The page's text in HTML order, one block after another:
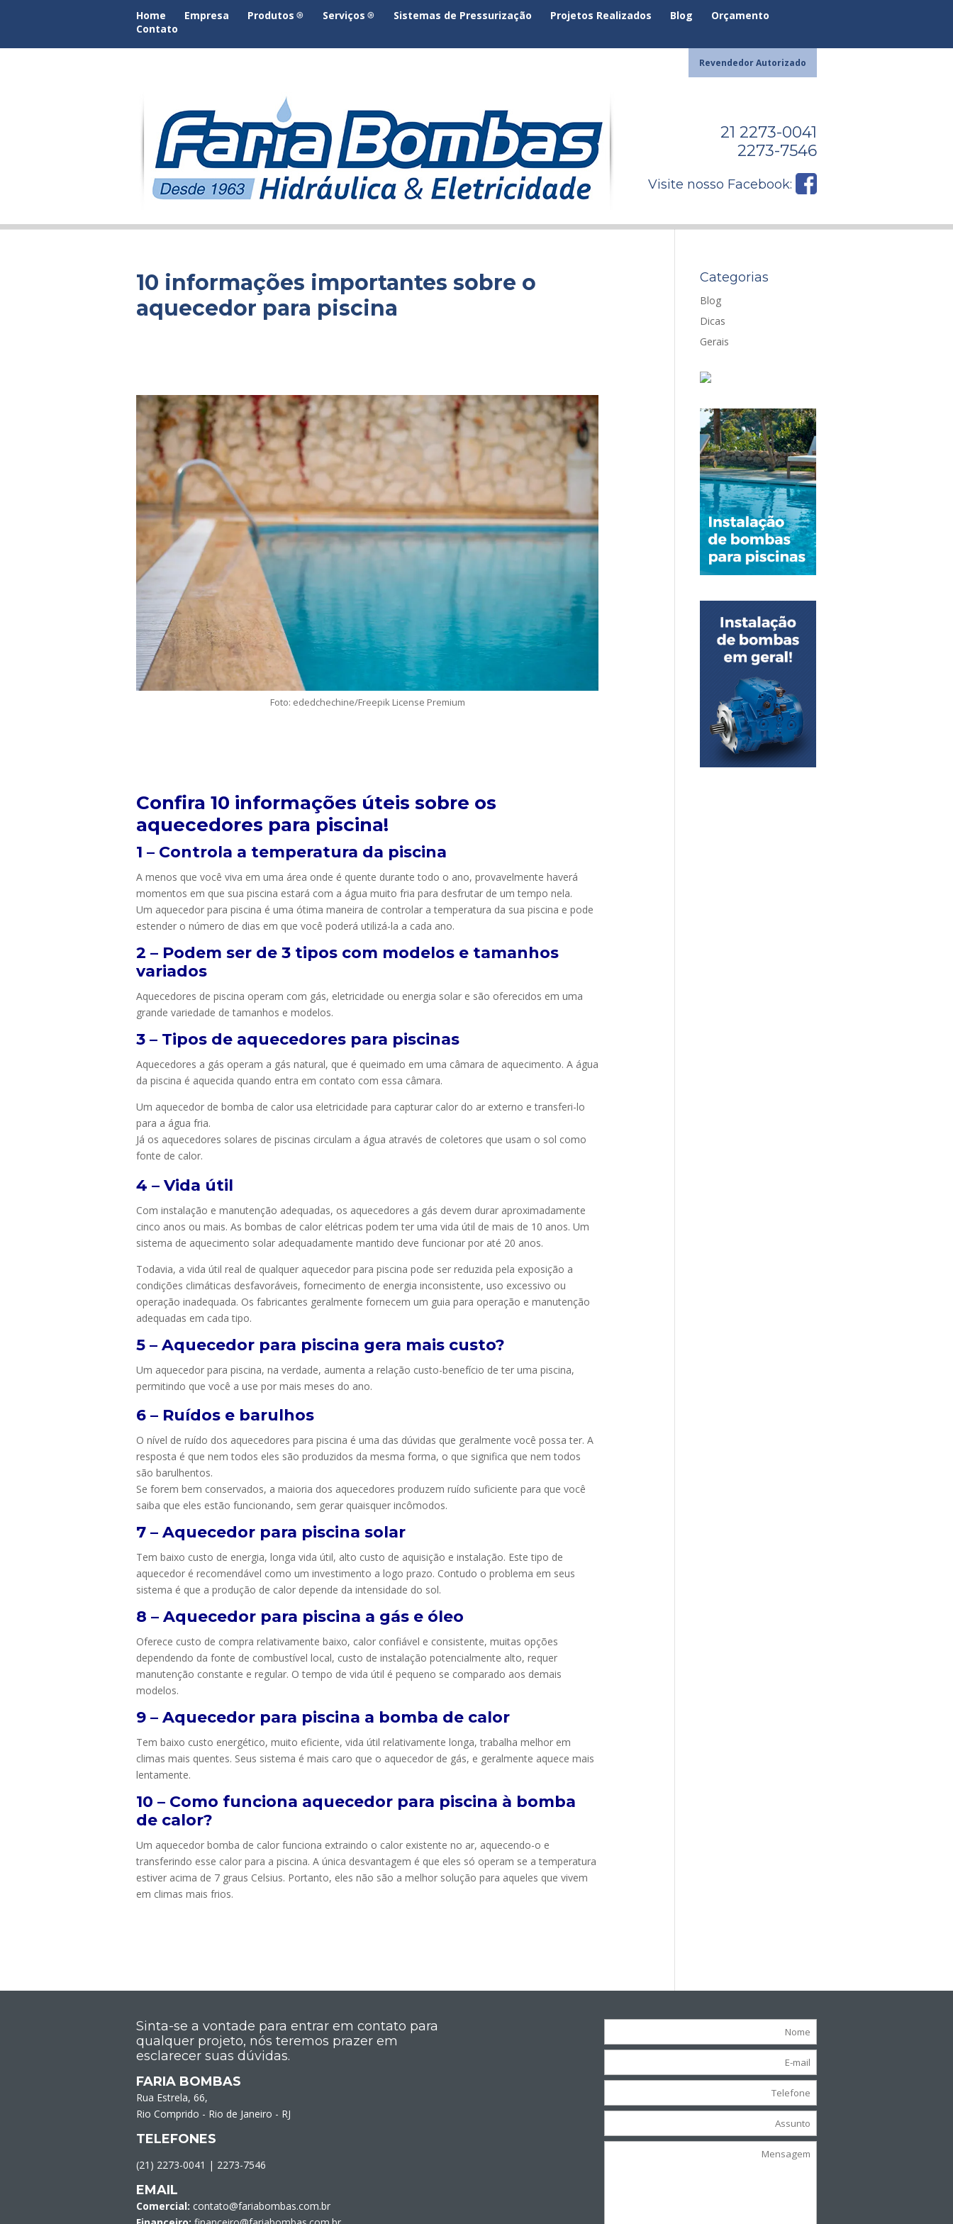
Home Empresa Produtos Serviços Sistemas de Pressurização Projetos Realizados Blog
Orçamento
Contato
Revendedor Autorizado
21 2273-0041
2273-7546
Visite nosso Facebook:
10 informações importantes sobre o
aquecedor para piscina
Foto: ededchechine/Freepik License Premium
Confira 10 informações úteis sobre os
aquecedores para piscina!
1 – Controla a temperatura da piscina
A menos que você viva em uma área onde é quente durante todo o ano, provavelmente haverá
momentos em que sua piscina estará com a água muito fria para desfrutar de um tempo nela.
Um aquecedor para piscina é uma ótima maneira de controlar a temperatura da sua piscina e pode
estender o número de dias em que você poderá utilizá-la a cada ano.
2 – Podem ser de 3 tipos com modelos e tamanhos
variados
Aquecedores de piscina operam com gás, eletricidade ou energia solar e são oferecidos em uma
grande variedade de tamanhos e modelos.
3 – Tipos de aquecedores para piscinas
Aquecedores a gás operam a gás natural, que é queimado em uma câmara de aquecimento. A água
da piscina é aquecida quando entra em contato com essa câmara.
Um aquecedor de bomba de calor usa eletricidade para capturar calor do ar externo e transferi-lo
para a água fria.
Já os aquecedores solares de piscinas circulam a água através de coletores que usam o sol como
fonte de calor.
4 – Vida útil
Com instalação e manutenção adequadas, os aquecedores a gás devem durar aproximadamente
cinco anos ou mais. As bombas de calor elétricas podem ter uma vida útil de mais de 10 anos. Um
sistema de aquecimento solar adequadamente mantido deve funcionar por até 20 anos.
Todavia, a vida útil real de qualquer aquecedor para piscina pode ser reduzida pela exposição a
condições climáticas desfavoráveis, fornecimento de energia inconsistente, uso excessivo ou
operação inadequada. Os fabricantes geralmente fornecem um guia para operação e manutenção
adequadas em cada tipo.
5 – Aquecedor para piscina gera mais custo?
Um aquecedor para piscina, na verdade, aumenta a relação custo-benefício de ter uma piscina,
permitindo que você a use por mais meses do ano.
6 – Ruídos e barulhos
O nível de ruído dos aquecedores para piscina é uma das dúvidas que geralmente você possa ter. A
resposta é que nem todos eles são produzidos da mesma forma, o que significa que nem todos
são barulhentos.
Se forem bem conservados, a maioria dos aquecedores produzem ruído suficiente para que você
saiba que eles estão funcionando, sem gerar quaisquer incômodos.
7 – Aquecedor para piscina solar
Tem baixo custo de energia, longa vida útil, alto custo de aquisição e instalação. Este tipo de
aquecedor é recomendável como um investimento a logo prazo. Contudo o problema em seus
sistema é que a produção de calor depende da intensidade do sol.
8 – Aquecedor para piscina a gás e óleo
Oferece custo de compra relativamente baixo, calor confiável e consistente, muitas opções
dependendo da fonte de combustível local, custo de instalação potencialmente alto, requer
manutenção constante e regular. O tempo de vida útil é pequeno se comparado aos demais
modelos.
9 – Aquecedor para piscina a bomba de calor
Tem baixo custo energético, muito eficiente, vida útil relativamente longa, trabalha melhor em
climas mais quentes. Seus sistema é mais caro que o aquecedor de gás, e geralmente aquece mais
lentamente.
10 – Como funciona aquecedor para piscina à bomba
de calor?
Um aquecedor bomba de calor funciona extraindo o calor existente no ar, aquecendo-o e
transferindo esse calor para a piscina. A única desvantagem é que eles só operam se a temperatura
estiver acima de 7 graus Celsius. Portanto, eles não são a melhor solução para aqueles que vivem
em climas mais frios.
Categorias
Blog
Dicas
Gerais
Sinta-se a vontade para entrar em contato para
qualquer projeto, nós teremos prazer em
esclarecer suas dúvidas.
FARIA BOMBAS
Rua Estrela, 66,
Rio Comprido - Rio de Janeiro - RJ
TELEFONES
(21) 2273-0041 | 2273-7546
EMAIL
Comercial: contato@fariabombas.com.br